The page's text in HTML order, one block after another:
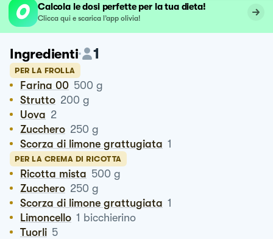
Calcola le dosi perfette per la tua dieta!
Clicca qui e scarica l’app olivia!
Ingredienti 1
PER LA FROLLA
Farina 00 500 g
Strutto 200 g
Uova 2
Zucchero 250 g
Scorza di limone grattugiata 1
PER LA CREMA DI RICOTTA
Ricotta mista 500 g
Zucchero 250 g
Scorza di limone grattugiata 1
Limoncello 1 bicchierino
Tuorli 5